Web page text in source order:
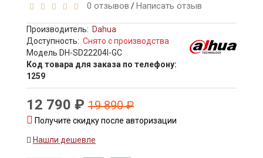
0 отзывов /Написать отзыв
Производитель: Dahua
Доступность: Снято с производства
Модель DH-SD22204I-GC
Код товара для заказа по телефону:
1259
12 790 ₽ 19 890 ₽
Получите скидку после авторизации
Нашли дешевле